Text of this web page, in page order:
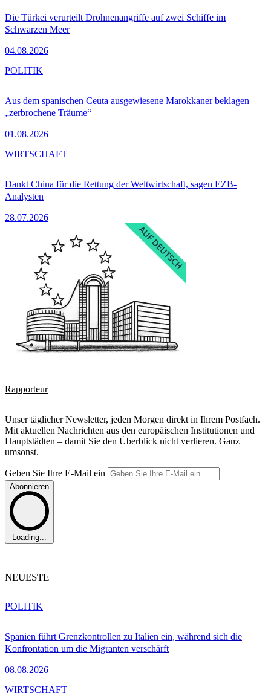
Die Türkei verurteilt Drohnenangriffe auf zwei Schiffe im
Schwarzen Meer
04.08.2026
Aus dem spanischen Ceuta ausgewiesene Marokkaner beklagen
„zerbrochene Träume“
01.08.2026
POLITIK
Dankt China für die Rettung der Weltwirtschaft, sagen EZB-
Analysten
28.07.2026
WIRTSCHAFT
Rapporteur
Unser täglicher Newsletter, jeden Morgen direkt in Ihrem Postfach.
Mit aktuellen Nachrichten aus den europäischen Institutionen und
Hauptstädten – damit Sie den Überblick nicht verlieren. Ganz
umsonst.
Geben Sie Ihre E-Mail ein
Abonnieren
Loading...
NEUESTE
Spanien führt Grenzkontrollen zu Italien ein, während sich die
Konfrontation um die Migranten verschärft
08.08.2026
POLITIK
WIRTSCHAFT